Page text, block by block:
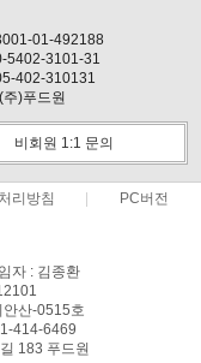
01-492188
5402-3101-31
402-310131
)푸드원
비회원 1:1 문의
리방침 PC버전
자 : 김종환
산-0515호
414-6469
183 푸드원